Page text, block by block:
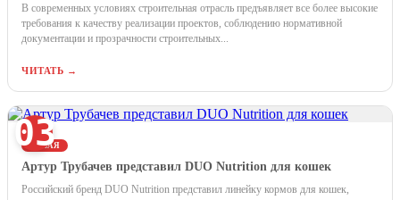
В современных условиях строительная отрасль предъявляет все более высокие
требования к качеству реализации проектов, соблюдению нормативной
документации и прозрачности строительных...
ЧИТАТЬ →
03
НОВАЯ
Артур Трубачев представил DUO Nutrition для кошек
Российский бренд DUO Nutrition представил линейку кормов для кошек,